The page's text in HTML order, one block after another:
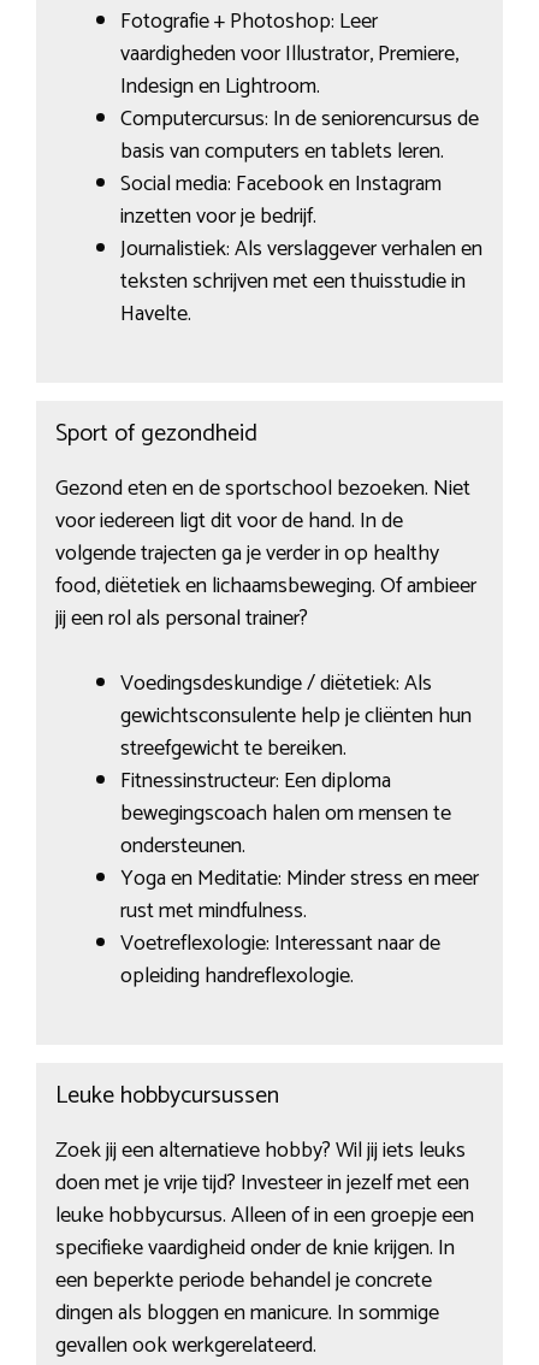
Fotografie + Photoshop: Leer
vaardigheden voor Illustrator, Premiere,
Indesign en Lightroom.
Computercursus: In de seniorencursus de
basis van computers en tablets leren.
Social media: Facebook en Instagram
inzetten voor je bedrijf.
Journalistiek: Als verslaggever verhalen en
teksten schrijven met een thuisstudie in
Havelte.
Sport of gezondheid
Gezond eten en de sportschool bezoeken. Niet
voor iedereen ligt dit voor de hand. In de
volgende trajecten ga je verder in op healthy
food, diëtetiek en lichaamsbeweging. Of ambieer
jij een rol als personal trainer?
Voedingsdeskundige / diëtetiek: Als
gewichtsconsulente help je cliënten hun
streefgewicht te bereiken.
Fitnessinstructeur: Een diploma
bewegingscoach halen om mensen te
ondersteunen.
Yoga en Meditatie: Minder stress en meer
rust met mindfulness.
Voetreflexologie: Interessant naar de
opleiding handreflexologie.
Leuke hobbycursussen
Zoek jij een alternatieve hobby? Wil jij iets leuks
doen met je vrije tijd? Investeer in jezelf met een
leuke hobbycursus. Alleen of in een groepje een
specifieke vaardigheid onder de knie krijgen. In
een beperkte periode behandel je concrete
dingen als bloggen en manicure. In sommige
gevallen ook werkgerelateerd.